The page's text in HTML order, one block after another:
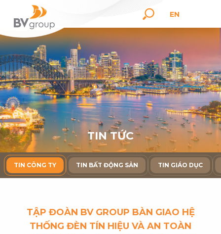
EN
TIN TỨC
TIN CÔNG TY TIN BẤT ĐỘNG SẢN TIN GIÁO DỤC
TẬP ĐOÀN BV GROUP BÀN GIAO HỆ
THỐNG ĐÈN TÍN HIỆU VÀ AN TOÀN